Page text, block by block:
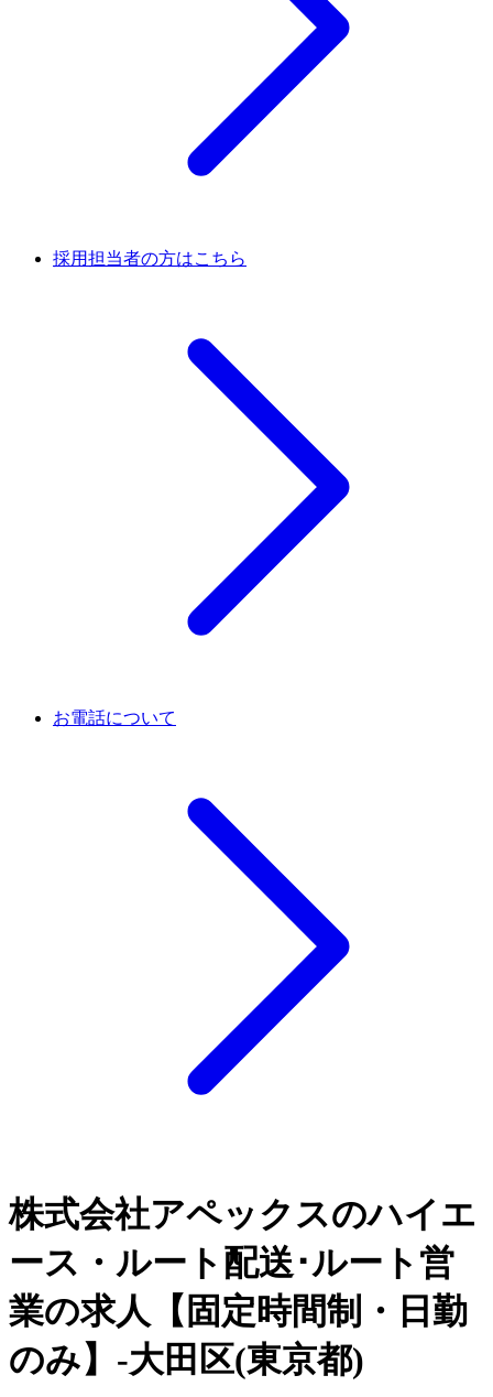
採用担当者の方はこちら
お電話について
株式会社アペックスのハイエ
ース・ルート配送･ルート営
業の求人【固定時間制・日勤
のみ】-大田区(東京都)